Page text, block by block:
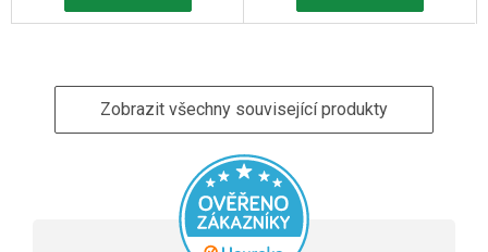
Zobrazit všechny související produkty